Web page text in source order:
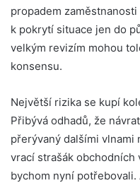
propadem
k pokrytí situace jen do
velkým revizím mohou
konsensu.
Největší rizika se kupí
Přibývá odhadů, že
přerývaný dalšími vlnami
vrací strašák obchodních
bychom nyní